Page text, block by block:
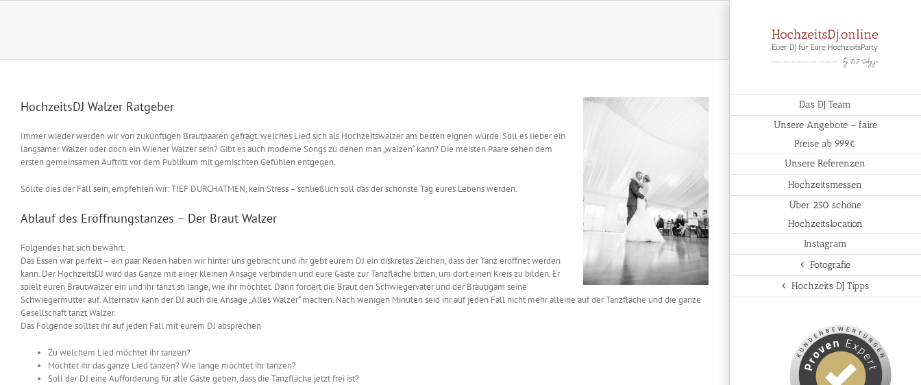
Das DJ Team
Unsere Angebote – faire
Preise ab 999€
Unsere Referenzen
Hochzeitsmessen
Über 250 schöne
Hochzeitslocation
Instagram
Fotografie
Hochzeits DJ Tipps
HochzeitsDJ Walzer Ratgeber
Immer wieder werden wir von zukünftigen Brautpaaren gefragt, welches Lied sich als Hochzeitswalzer am besten eignen würde. Soll es lieber ein
langsamer Walzer oder doch ein Wiener Walzer sein? Gibt es auch moderne Songs zu denen man „walzen“ kann? Die meisten Paare sehen dem
ersten gemeinsamen Auftritt vor dem Publikum mit gemischten Gefühlen entgegen.
Sollte dies der Fall sein, empfehlen wir: TIEF DURCHATMEN, kein Stress – schließlich soll das der schönste Tag eures Lebens werden.
Ablauf des Eröffnungstanzes – Der Braut Walzer
Folgendes hat sich bewährt:
Das Essen war perfekt – ein paar Reden haben wir hinter uns gebracht und ihr gebt eurem DJ ein diskretes Zeichen, dass der Tanz eröffnet werden
kann. Der HochzeitsDJ wird das Ganze mit einer kleinen Ansage verbinden und eure Gäste zur Tanzfläche bitten, um dort einen Kreis zu bilden. Er
spielt euren Brautwalzer ein und ihr tanzt so lange, wie ihr möchtet. Dann fordert die Braut den Schwiegervater und der Bräutigam seine
Schwiegermutter auf. Alternativ kann der DJ auch die Ansage „Alles Walzer“ machen. Nach wenigen Minuten seid ihr auf jeden Fall nicht mehr alleine auf der Tanzfläche und die ganze
Gesellschaft tanzt Walzer.
Das Folgende solltet ihr auf jeden Fall mit eurem DJ absprechen
Zu welchem Lied möchtet ihr tanzen?
Möchtet ihr das ganze Lied tanzen? Wie lange möchtet ihr tanzen?
Soll der DJ eine Aufforderung für alle Gäste geben, dass die Tanzfläche jetzt frei ist?